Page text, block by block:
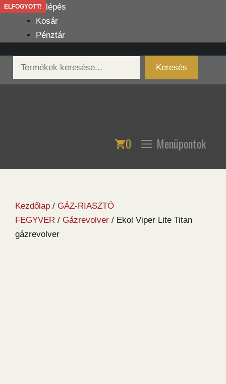
Kilépés
tartalomba
Belépés
Kosár
Pénztár
Keresés
Keresés
0 Menüpontok
Kezdőlap / GÁZ-RIASZTÓ
FEGYVER / Gázrevolver / Ekol Viper Lite Titan
gázrevolver
ELFOGYOTT!